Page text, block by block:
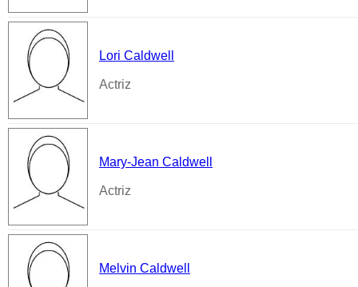
Lori Caldwell
Actriz
Mary-Jean Caldwell
Actriz
Melvin Caldwell